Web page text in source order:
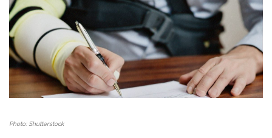
Photo: Shutterstock